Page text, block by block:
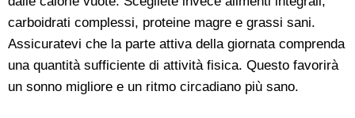
carboidrati complessi, proteine magre e grassi sani.
Assicuratevi che la parte attiva della giornata comprenda
una quantità sufficiente di attività fisica. Questo favorirà
un sonno migliore e un ritmo circadiano più sano.